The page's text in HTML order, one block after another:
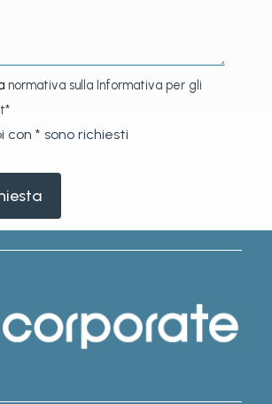
normativa sulla Informativa per gli
con * sono richiesti